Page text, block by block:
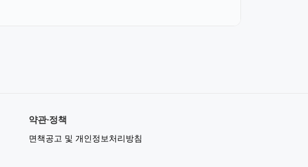
약관·정책
면책공고 및 개인정보처리방침